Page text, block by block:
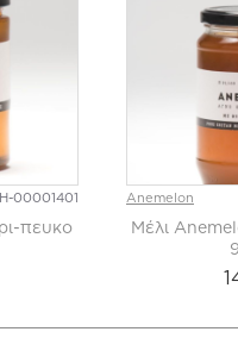
00001401
πευκο
Anemelon
Μέλι